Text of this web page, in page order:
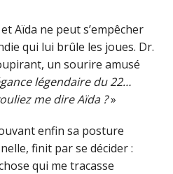
Aïda ne peut s’empêcher
qui lui brûle les joues. Dr.
un sourire amusé
légendaire du 22…
me dire Aïda ?»
enfin sa posture
finit par se décider :
qui me tracasse